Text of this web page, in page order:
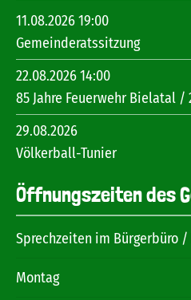
11.08.2026 19:00
Gemeinderatssitzung
22.08.2026 14:00
85 Jahre Feuerwehr Bielatal /
29.08.2026
Völkerball-Tunier
Öffnungszeiten des
Sprechzeiten im Bürgerbüro /
Montag